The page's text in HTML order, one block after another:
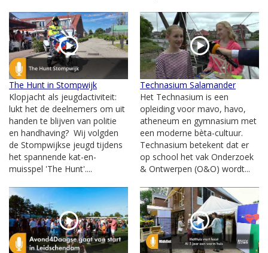
The Hunt in Stompwijk
Klopjacht als jeugdactiviteit:
lukt het de deelnemers om uit
handen te blijven van politie
en handhaving? Wij volgden
de Stompwijkse jeugd tijdens
het spannende kat-en-
muisspel 'The Hunt'....
Technasium Salamander
Het Technasium is een
opleiding voor mavo, havo,
atheneum en gymnasium met
een moderne bèta-cultuur.
Technasium betekent dat er
op school het vak Onderzoek
& Ontwerpen (O&O) wordt...